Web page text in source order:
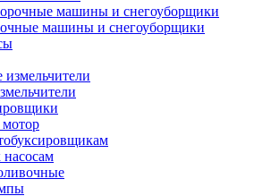
машины и снегоуборщики
насосам